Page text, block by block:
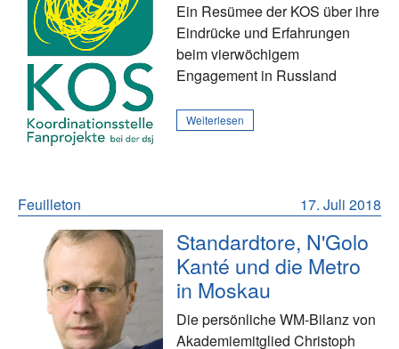
Ein Resümee der KOS über ihre
Eindrücke und Erfahrungen
beim vierwöchigem
Engagement in Russland
Weiterlesen
17. Juli 2018
Feuilleton
Standardtore, N'Golo
Kanté und die Metro
in Moskau
Die persönliche WM-Bilanz von
Akademiemitglied Christoph